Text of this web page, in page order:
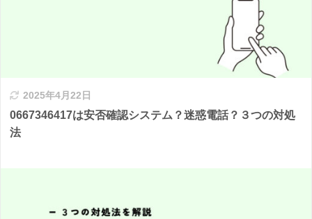
2025年4月22日
0667346417は安否確認システム？迷惑電話？３つの対処
法